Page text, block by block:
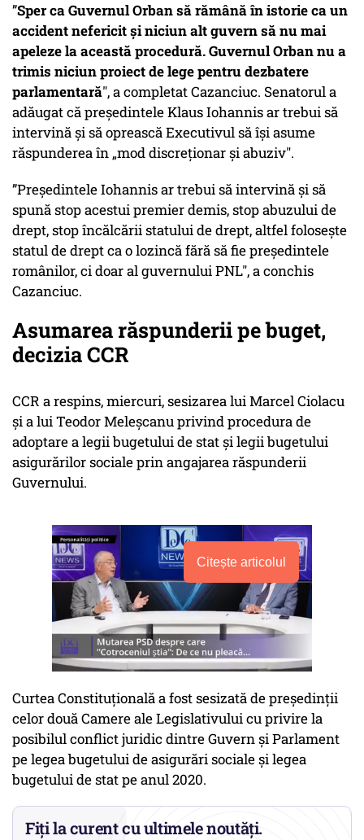
”Sper ca Guvernul Orban să rămână în istorie ca un
accident nefericit și niciun alt guvern să nu mai
apeleze la această procedură. Guvernul Orban nu a
trimis niciun proiect de lege pentru dezbatere
parlamentară", a completat Cazanciuc. Senatorul a
adăugat că președintele Klaus Iohannis ar trebui să
intervină și să oprească Executivul să își asume
răspunderea în „mod discreționar și abuziv".
”Președintele Iohannis ar trebui să intervină și să
spună stop acestui premier demis, stop abuzului de
drept, stop încălcării statului de drept, altfel folosește
statul de drept ca o lozincă fără să fie președintele
românilor, ci doar al guvernului PNL", a conchis
Cazanciuc.
Asumarea răspunderii pe buget,
decizia CCR
CCR a respins, miercuri, sesizarea lui Marcel Ciolacu
și a lui Teodor Meleșcanu privind procedura de
adoptare a legii bugetului de stat și legii bugetului
asigurărilor sociale prin angajarea răspunderii
Guvernului.
Citește articolul
Curtea Constituțională a fost sesizată de președinții
celor două Camere ale Legislativului cu privire la
posibilul conflict juridic dintre Guvern și Parlament
pe legea bugetului de asigurări sociale și legea
bugetului de stat pe anul 2020.
Fiți la curent cu ultimele noutăți.